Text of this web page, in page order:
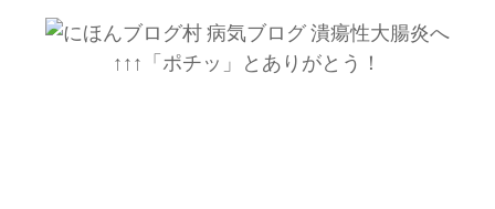
↑↑↑「ポチッ」とありがとう！